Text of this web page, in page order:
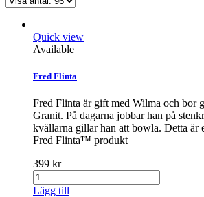
Quick view
Available
Fred Flinta
Fred Flinta är gift med Wilma och bor
Granit. På dagarna jobbar han på
kvällarna gillar han att bowla. Detta är
Fred Flinta™ produkt
399 kr
Lägg till